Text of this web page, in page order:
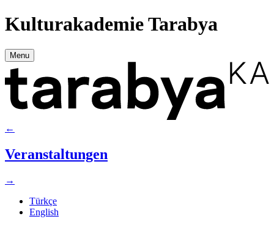
Kulturakademie Tarabya
Menu
←
Veranstaltungen
→
Türkçe
English